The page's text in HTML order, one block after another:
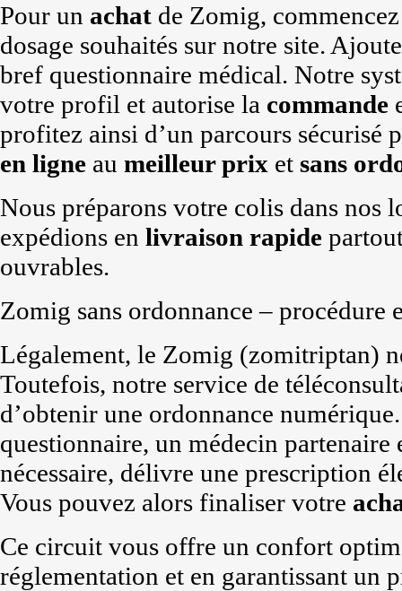
Pour un achat de Zomig,
dosage souhaités sur notre site.
bref questionnaire médical. Notre
votre profil et autorise la commande
profitez ainsi d’un parcours sécurisé
en ligne au meilleur prix et sans
Nous préparons votre colis dans nos
expédions en livraison rapide
ouvrables.
Zomig sans ordonnance – procédure
Légalement, le Zomig (zomitriptan)
Toutefois, notre service de
d’obtenir une ordonnance
questionnaire, un médecin partenaire
nécessaire, délivre une prescription
Vous pouvez alors finaliser votre
Ce circuit vous offre un confort
réglementation et en garantissant un